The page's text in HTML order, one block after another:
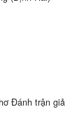
Đánh trận giả